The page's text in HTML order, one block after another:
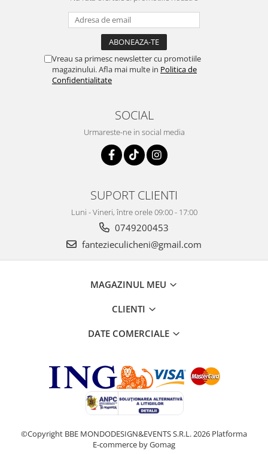
Vreau sa primesc newsletter cu promotiile
magazinului. Afla mai multe in Politica de
Confidentialitate
SOCIAL
Urmareste-ne in social media
SUPORT CLIENTI
Luni - Vineri, între orele 09:00 - 17:00
0749200453
fantezieculicheni@gmail.com
MAGAZINUL MEU
CLIENTI
DATE COMERCIALE
©Copyright BBE MONDODESIGN&EVENTS S.R.L. 2026 Platforma
E-commerce by Gomag